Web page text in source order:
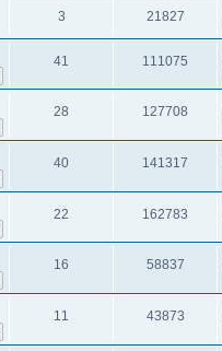
3 21827
41 111075
28 127708
40 141317
22 162783
16 58837
11 43873